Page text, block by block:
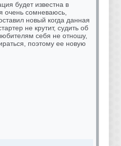
будет известна в
очень сомневаюсь,
новый когда данная
не крутит, судить об
себя не отношу,
поэтому ее новую